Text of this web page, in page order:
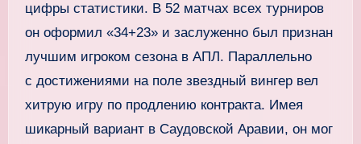
цифры статистики. В 52 матчах всех турниров
он оформил «34+23» и заслуженно был признан
лучшим игроком сезона в АПЛ. Параллельно
с достижениями на поле звездный вингер вел
хитрую игру по продлению контракта. Имея
шикарный вариант в Саудовской Аравии, он мог